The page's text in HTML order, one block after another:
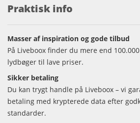
Praktisk info
Masser af inspiration og gode tilbud
På Liveboox finder du mere end
lydbøger til lave priser.
Sikker betaling
Du kan trygt handle på Liveboox – vi
betaling med krypterede data efter
standarder.